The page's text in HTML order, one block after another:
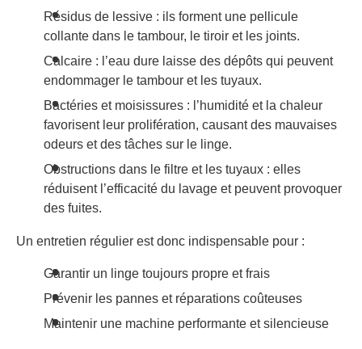
Résidus de lessive : ils forment une pellicule
collante dans le tambour, le tiroir et les joints.
Calcaire : l’eau dure laisse des dépôts qui peuvent
endommager le tambour et les tuyaux.
Bactéries et moisissures : l’humidité et la chaleur
favorisent leur prolifération, causant des mauvaises
odeurs et des tâches sur le linge.
Obstructions dans le filtre et les tuyaux : elles
réduisent l’efficacité du lavage et peuvent provoquer
des fuites.
Un entretien régulier est donc indispensable pour :
Garantir un linge toujours propre et frais
Prévenir les pannes et réparations coûteuses
Maintenir une machine performante et silencieuse